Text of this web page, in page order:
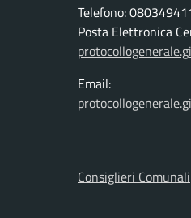
Telefono:
Posta Elettronica
Email:
Consiglieri Comunali